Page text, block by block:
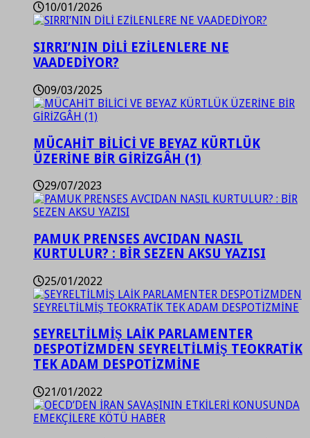
10/01/2026
SIRRI’NIN DİLİ EZİLENLERE NE
VAADEDİYOR?
09/03/2025
MÜCAHİT BİLİCİ VE BEYAZ KÜRTLÜK
ÜZERİNE BİR GİRİZGÂH (1)
29/07/2023
PAMUK PRENSES AVCIDAN NASIL
KURTULUR? : BİR SEZEN AKSU YAZISI
25/01/2022
SEYRELTİLMİŞ LAİK PARLAMENTER
DESPOTİZMDEN SEYRELTİLMİŞ TEOKRATİK
TEK ADAM DESPOTİZMİNE
21/01/2022